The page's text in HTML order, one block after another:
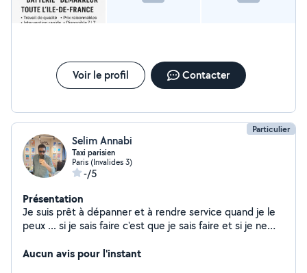
Voir le profil Contacter
Particulier
Selim Annabi
Taxi parisien
Paris (Invalides 3)
-/5
Présentation
Je suis prêt à dépanner et à rendre service quand je le
peux ... si je sais faire c'est que je sais faire et si je ne
Aucun avis pour l'instant